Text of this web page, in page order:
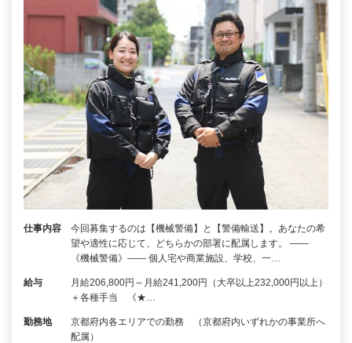
仕事内容
今回募集するのは【機械警備】と【警備輸送】。あなたの希
望や適性に応じて、どちらかの部署に配属します。 ――
《機械警備》―― 個人宅や商業施設、学校、一…
給与
月給206,800円～月給241,200円（大卒以上232,000円以上）
＋各種手当 《★…
勤務地
京都府内各エリアでの勤務 （京都府内いずれかの事業所へ
配属）